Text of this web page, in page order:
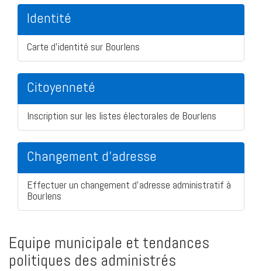
Identité
Carte d'identité sur Bourlens
Citoyenneté
Inscription sur les listes électorales de Bourlens
Changement d'adresse
Effectuer un changement d'adresse administratif à
Bourlens
Equipe municipale et tendances
politiques des administrés